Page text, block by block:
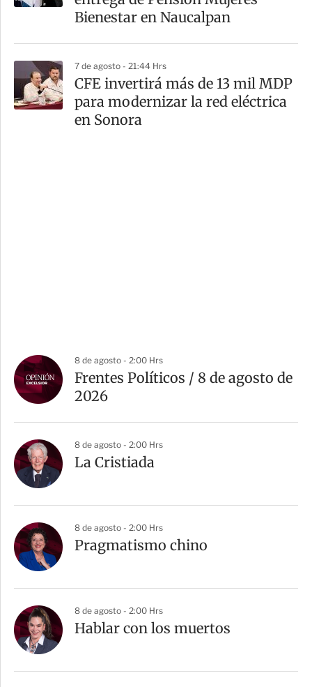
Bienestar en Naucalpan
7 de agosto - 21:44 Hrs
CFE invertirá más de 13 mil MDP
para modernizar la red eléctrica
en Sonora
8 de agosto - 2:00 Hrs
Frentes Políticos / 8 de agosto de
2026
8 de agosto - 2:00 Hrs
La Cristiada
8 de agosto - 2:00 Hrs
Pragmatismo chino
8 de agosto - 2:00 Hrs
Hablar con los muertos